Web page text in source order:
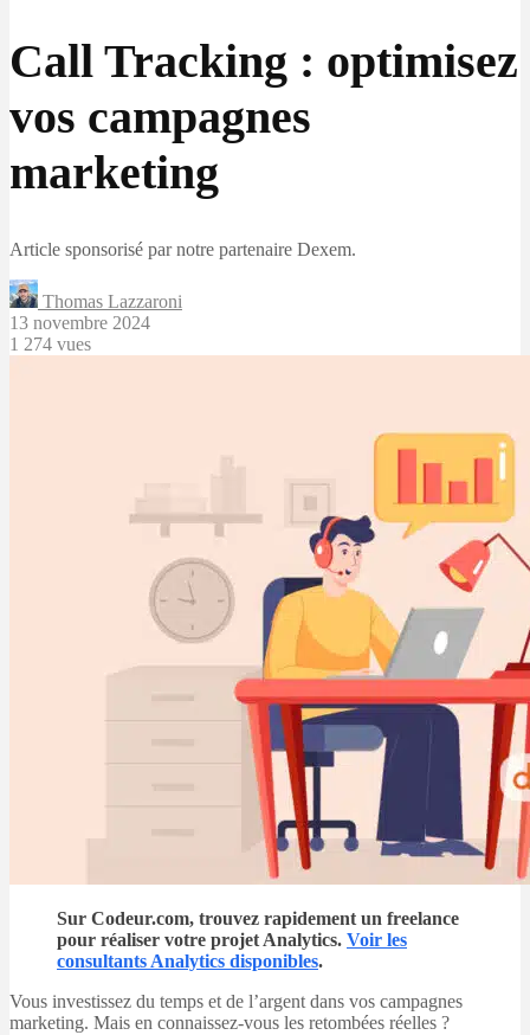
Call Tracking : optimisez
vos campagnes
marketing
Article sponsorisé par notre partenaire Dexem.
Thomas Lazzaroni
13 novembre 2024
1 274 vues
Sur Codeur.com, trouvez rapidement un freelance
pour réaliser votre projet Analytics. Voir les
consultants Analytics disponibles.
Vous investissez du temps et de l’argent dans vos campagnes
marketing. Mais en connaissez-vous les retombées réelles ?